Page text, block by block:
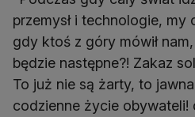
przemysł i technologie,
gdy ktoś z góry mówił
będzie następne?! Zakaz
To już nie są żarty, to
codzienne życie obywateli!